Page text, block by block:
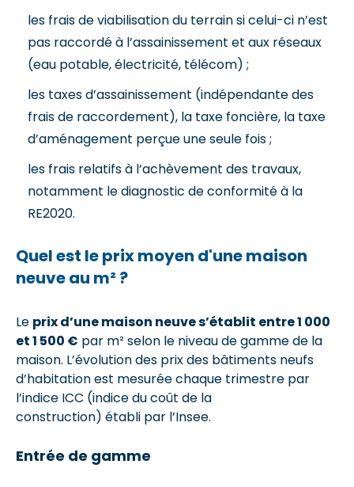
les frais de viabilisation du terrain si celui-ci n’est
pas raccordé à l’assainissement et aux réseaux
(eau potable, électricité, télécom) ;
les taxes d’assainissement (indépendante des
frais de raccordement), la taxe foncière, la taxe
d’aménagement perçue une seule fois ;
les frais relatifs à l’achèvement des travaux,
notamment le diagnostic de conformité à la
RE2020.
Quel est le prix moyen d'une maison
neuve au m² ?
Le prix d’une maison neuve s’établit entre 1 000
et 1 500 € par m² selon le niveau de gamme de la
maison. L’évolution des prix des bâtiments neufs
d’habitation est mesurée chaque trimestre par
l’indice ICC (indice du coût de la
construction) établi par l’Insee.
Entrée de gamme